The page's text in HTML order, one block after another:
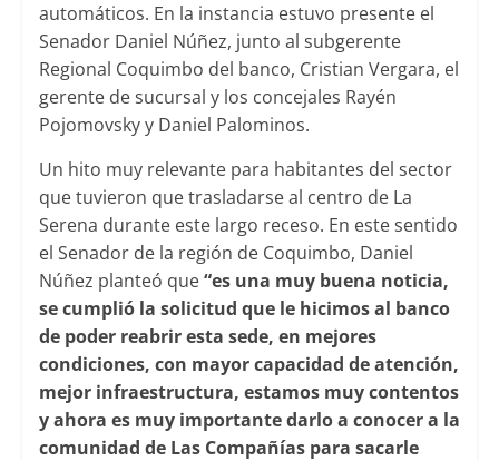
automáticos. En la instancia estuvo presente el
Senador Daniel Núñez, junto al subgerente
Regional Coquimbo del banco, Cristian Vergara, el
gerente de sucursal y los concejales Rayén
Pojomovsky y Daniel Palominos.
Un hito muy relevante para habitantes del sector
que tuvieron que trasladarse al centro de La
Serena durante este largo receso. En este sentido
el Senador de la región de Coquimbo, Daniel
Núñez planteó que“es una muy buena noticia,
se cumplió la solicitud que le hicimos al banco
de poder reabrir esta sede, en mejores
condiciones, con mayor capacidad de atención,
mejor infraestructura, estamos muy contentos
y ahora es muy importante darlo a conocer a la
comunidad de Las Compañías para sacarle